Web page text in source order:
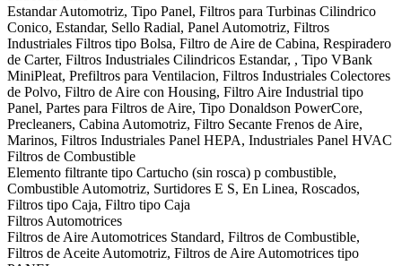
Estandar Automotriz, Tipo Panel, Filtros para Turbinas Cilindrico
Conico, Estandar, Sello Radial, Panel Automotriz, Filtros
Industriales Filtros tipo Bolsa, Filtro de Aire de Cabina, Respiradero
de Carter, Filtros Industriales Cilindricos Estandar, , Tipo VBank
MiniPleat, Prefiltros para Ventilacion, Filtros Industriales Colectores
de Polvo, Filtro de Aire con Housing, Filtro Aire Industrial tipo
Panel, Partes para Filtros de Aire, Tipo Donaldson PowerCore,
Precleaners, Cabina Automotriz, Filtro Secante Frenos de Aire,
Marinos, Filtros Industriales Panel HEPA, Industriales Panel HVAC
Filtros de Combustible
Elemento filtrante tipo Cartucho (sin rosca) p combustible,
Combustible Automotriz, Surtidores E S, En Linea, Roscados,
Filtros tipo Caja, Filtro tipo Caja
Filtros Automotrices
Filtros de Aire Automotrices Standard, Filtros de Combustible,
Filtros de Aceite Automotriz, Filtros de Aire Automotrices tipo